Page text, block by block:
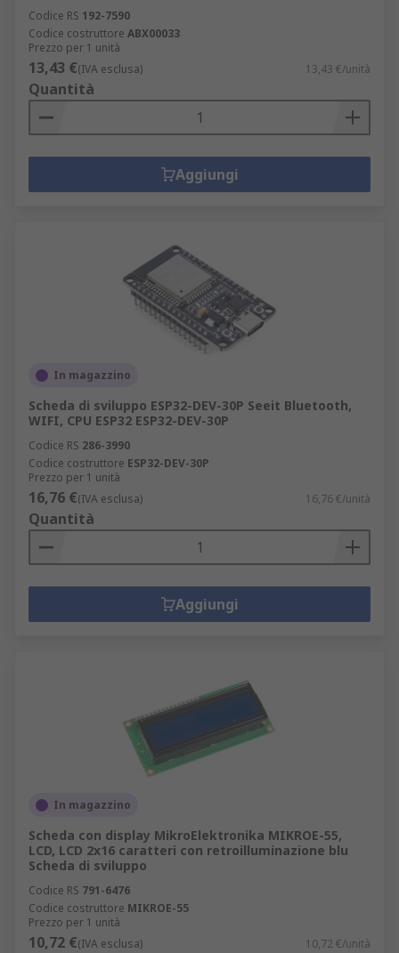
Codice RS 192-7590
Codice costruttore ABX00033
Prezzo per 1 unità
13,43 €(IVA esclusa) 13,43 €/unità
Quantità
Aggiungi
In magazzino
Scheda di sviluppo ESP32-DEV-30P Seeit Bluetooth,
WIFI, CPU ESP32 ESP32-DEV-30P
Codice RS 286-3990
Codice costruttore ESP32-DEV-30P
Prezzo per 1 unità
16,76 €(IVA esclusa) 16,76 €/unità
Quantità
Aggiungi
In magazzino
Scheda con display MikroElektronika MIKROE-55,
LCD, LCD 2x16 caratteri con retroilluminazione blu
Scheda di sviluppo
Codice RS 791-6476
Codice costruttore MIKROE-55
Prezzo per 1 unità
10,72 €(IVA esclusa) 10,72 €/unità